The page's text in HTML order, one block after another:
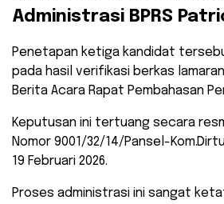
Administrasi BPRS
​Penetapan ketiga kandidat
pada hasil verifikasi berkas
Berita Acara Rapat Pembahasan
Keputusan ini tertuang secara
Nomor 9001/32/14/Pansel-
19 Februari 2026.
​Proses administrasi ini sangat